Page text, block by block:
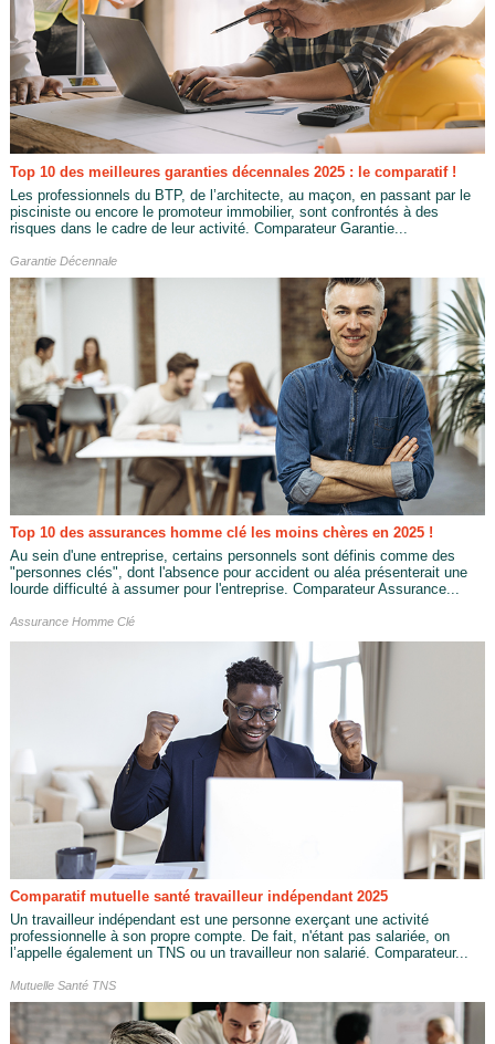
Top 10 des meilleures garanties décennales 2025 : le comparatif !
Les professionnels du BTP, de l’architecte, au maçon, en passant par le
pisciniste ou encore le promoteur immobilier, sont confrontés à des
risques dans le cadre de leur activité. Comparateur Garantie...
Garantie Décennale
Top 10 des assurances homme clé les moins chères en 2025 !
Au sein d'une entreprise, certains personnels sont définis comme des
"personnes clés", dont l'absence pour accident ou aléa présenterait une
lourde difficulté à assumer pour l'entreprise. Comparateur Assurance...
Assurance Homme Clé
Comparatif mutuelle santé travailleur indépendant 2025
Un travailleur indépendant est une personne exerçant une activité
professionnelle à son propre compte. De fait, n'étant pas salariée, on
l’appelle également un TNS ou un travailleur non salarié. Comparateur...
Mutuelle Santé TNS